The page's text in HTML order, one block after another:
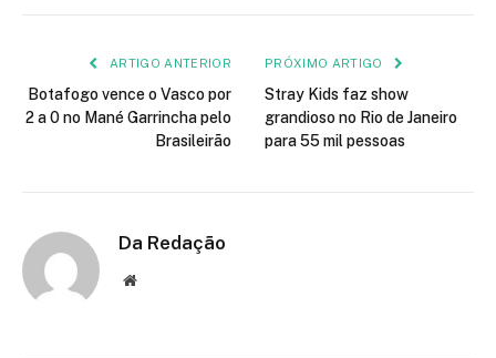
ARTIGO ANTERIOR
Botafogo vence o Vasco por
2 a 0 no Mané Garrincha pelo
Brasileirão
PRÓXIMO ARTIGO
Stray Kids faz show
grandioso no Rio de Janeiro
para 55 mil pessoas
Da Redação
Site